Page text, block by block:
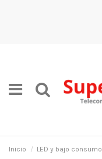
Inicio LED y bajo consumo